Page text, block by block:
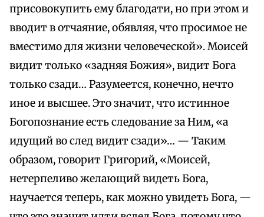
присовокупить ему благодати, но при этом и
вводит в отчаяние, обявляя, что просимое не
вместимо для жизни человеческой». Моисей
видит только «задняя Божия», видит Бога
только сзади… Разумеется, конечно, нечто
иное и высшее. Это значит, что истинное
Богопознание есть следование за Ним, «а
идущий во след видит сзади»… — Таким
образом, говорит Григорий, «Моисей,
нетерпеливо желающий видеть Бога,
научается теперь, как можно увидеть Бога, —